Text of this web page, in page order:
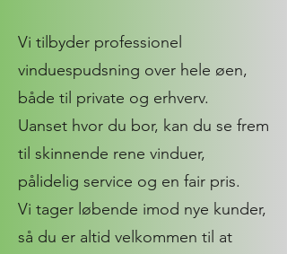
Vi tilbyder professionel
vinduespudsning over hele øen,
både til private og erhverv.
Uanset hvor du bor, kan du se frem
til skinnende rene vinduer,
pålidelig service og en fair pris.
Vi tager løbende imod nye kunder,
så du er altid velkommen til at